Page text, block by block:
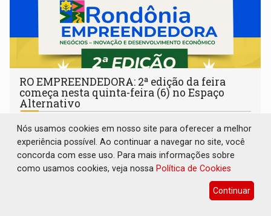
RO EMPREENDEDORA: 2ª edição da feira
começa nesta quinta-feira (6) no Espaço
Alternativo
06 de Agosto de 2026 às 13:46
Com entrada gratuita, o evento de quatro dias destaca a
inovação regional, o artesanato, a gastronomia e
promove a feira de adoção responsável de animais
Nós usamos cookies em nosso site para oferecer a melhor
experiência possível. Ao continuar a navegar no site, você
concorda com esse uso. Para mais informações sobre
como usamos cookies, veja nossa Política de Cookies
Continuar